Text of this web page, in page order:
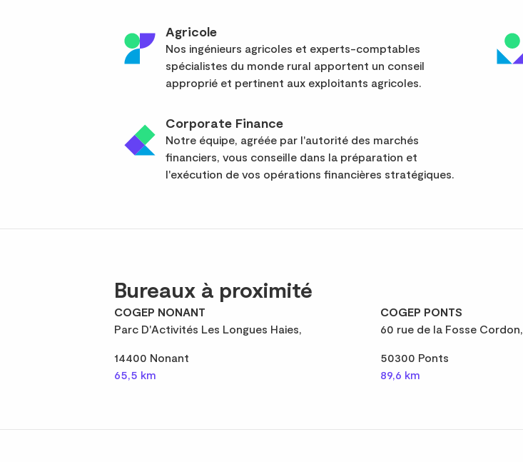
Agricole
Nos ingénieurs agricoles et experts-comptables
spécialistes du monde rural apportent un conseil
approprié et pertinent aux exploitants agricoles.
Corporate Finance
Notre équipe, agréée par l'autorité des marchés
financiers, vous conseille dans la préparation et
l'exécution de vos opérations financières stratégiques.
Bureaux à proximité
COGEP NONANT
Parc D'Activités Les Longues Haies,
14400 Nonant
65,5 km
COGEP PONTS
60 rue de la Fosse Cordon,
50300 Ponts
89,6 km